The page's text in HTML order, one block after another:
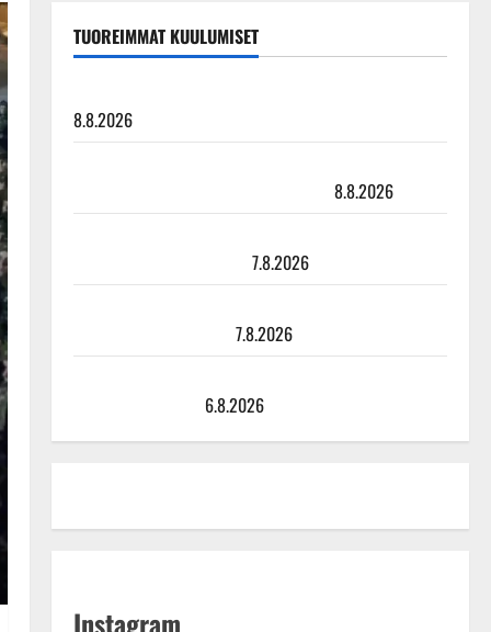
TUOREIMMAT KUULUMISET
8.8.2026
8.8.2026
7.8.2026
7.8.2026
6.8.2026
Instagram